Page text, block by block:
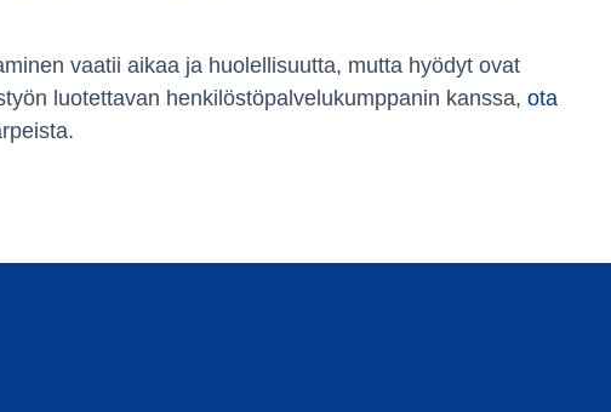
vaatii aikaa ja huolellisuutta, mutta hyödyt ovat
luotettavan henkilöstöpalvelukumppanin kanssa, ota